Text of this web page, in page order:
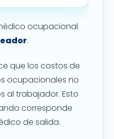
ocupacional
.
que los costos de
ocupacionales no
al trabajador. Esto
corresponde
de salida.